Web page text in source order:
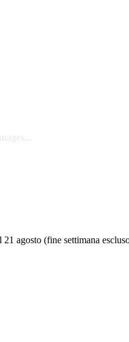
agosto (fine settimana